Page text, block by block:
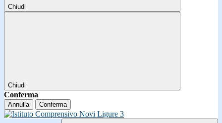
Chiudi
Chiudi
Conferma
Annulla Conferma